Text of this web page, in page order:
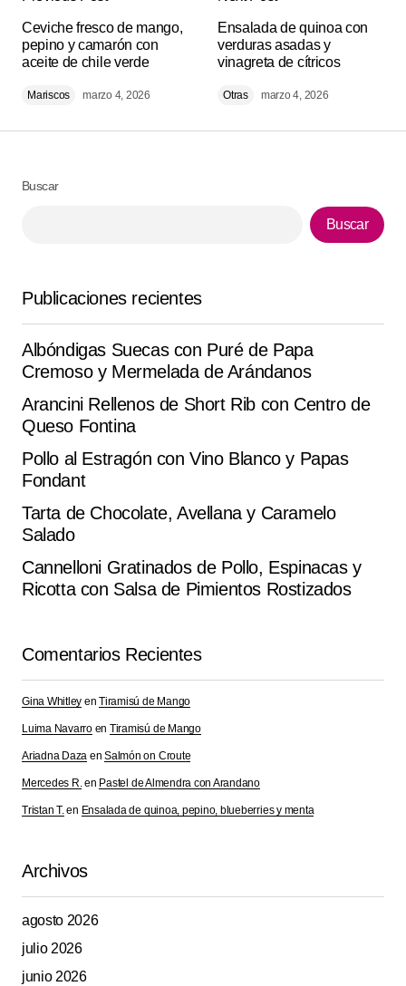
publicada. Los campos obligatorios están
marcados con*
Comment*
Submit Comment
Ceviche fresco de mango,
pepino y camarón con
aceite de chile verde
Mariscos marzo 4, 2026
Ensalada de quinoa con
verduras asadas y
vinagreta de cítricos
Otras marzo 4, 2026
Buscar
Buscar
Publicaciones recientes
Albóndigas Suecas con Puré de Papa
Cremoso y Mermelada de Arándanos
Arancini Rellenos de Short Rib con Centro de
Queso Fontina
Pollo al Estragón con Vino Blanco y Papas
Fondant
Tarta de Chocolate, Avellana y Caramelo
Salado
Cannelloni Gratinados de Pollo, Espinacas y
Ricotta con Salsa de Pimientos Rostizados
Comentarios Recientes
Gina Whitley enTiramisú de Mango
Luima Navarroen Tiramisú de Mango
Ariadna Daza enSalmón on Croute
Mercedes R.en Pastel de Almendra con Arandano
Tristan T.en Ensalada de quinoa, pepino, blueberries y menta
Archivos
agosto 2026
julio 2026
junio 2026